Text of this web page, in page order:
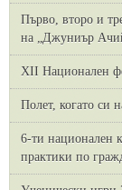
Първо, второ и
на „Джуниър
XII Национален
Полет, когато си
6-ти национален
практики по